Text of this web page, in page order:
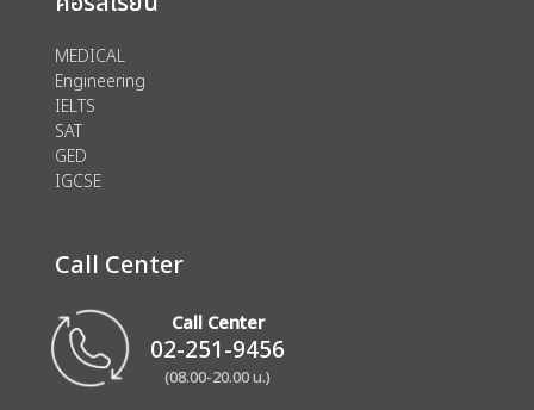
MEDICAL
Engineering
IELTS
SAT
GED
IGCSE
Call Center
Call Center
02-251-9456
(08.00-20.00 น.)